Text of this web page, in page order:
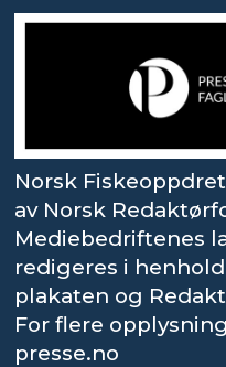
Norsk
av Norsk
Mediebedriftenes
redigeres i
plakaten og
For flere
presse.no